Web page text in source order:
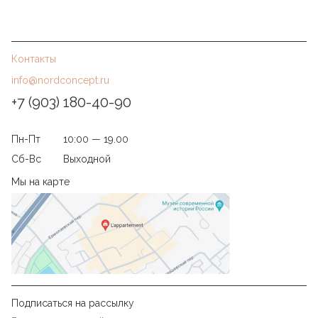
Контакты
info@nordconcept.ru
+7 (903) 180-40-90
Пн-Пт
10:00 — 19.00
Сб-Вс
Выходной
Мы на карте
Подписаться на рассылку